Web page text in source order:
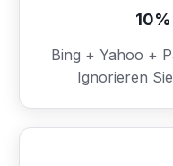
Bing + Yahoo +
Ignorieren